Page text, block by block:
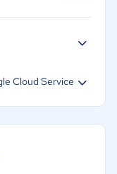
Cloud Service